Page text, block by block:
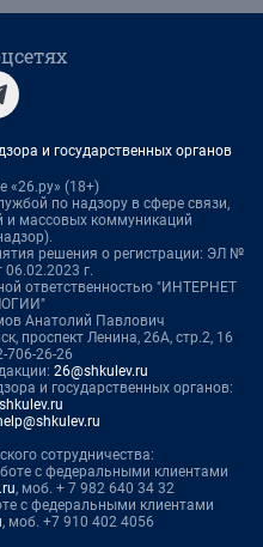
и государственных органов
«26.ру» (18+)
по надзору в сфере связи,
и массовых коммуникаций
решения о регистрации: ЭЛ №
г.
ответственностью "ИНТЕРНЕТ
Анатолий Павлович
проспект Ленина, 26А, стр.2, 16
706-26-26
26@shkulev.ru
и государственных органов:
сотрудничества:
с федеральными клиентами
, моб. + 7 982 640 34 32
с федеральными клиентами
, моб. +7 910 402 4056